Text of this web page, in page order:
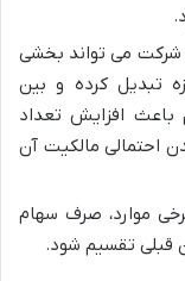
شرکت می تواند بخشی
تبدیل کرده و بین
باعث افزایش تعداد
احتمالی مالکیت آن
موارد، صرف سهام
قبلی تقسیم شود.